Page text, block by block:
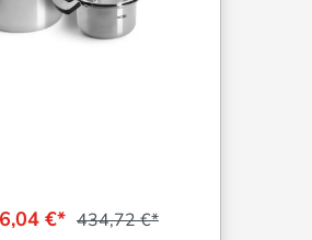
€* 434,72 €*